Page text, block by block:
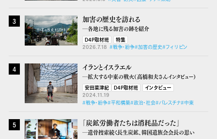
3 加害の歴史を訪れる
―各地に残る加害の跡を紹介
D4P取材班
特集
2026.7.18 #戦争・紛争#加害の歴史#フィリピン
4 イランとイスラエル
―拡大する中東の戦火（高橋和夫さんインタビュー）
安田菜津紀 D4P取材班
インタビュー
2024.11.19
#戦争・紛争#平和構築#政治・社会#パレスチナ#中東
5 「炭鉱労働者たちは消耗品だった」
―遺骨捜索続く長生炭鉱、韓国遺族会会長の思い